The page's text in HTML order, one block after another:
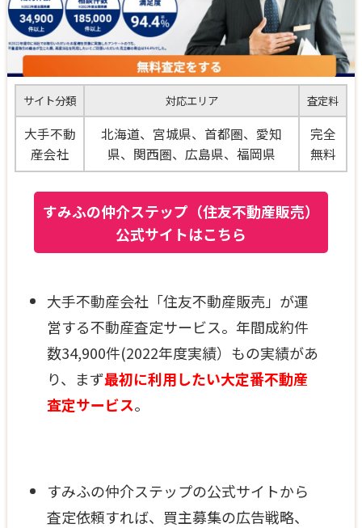
サイト分類 対応エリア 査定料
大手不動
産会社
北海道、宮城県、首都圏、愛知
県、関西圏、広島県、福岡県
完全
無料
すみふの仲介ステップ（住友不動産販売）
公式サイトはこちら
大手不動産会社「住友不動産販売」が運
営する不動産査定サービス。年間成約件
数34,900件(2022年度実績）もの実績があ
り、まず最初に利用したい大定番不動産
査定サービス。
すみふの仲介ステップの公式サイトから
査定依頼すれば、買主募集の広告戦略、